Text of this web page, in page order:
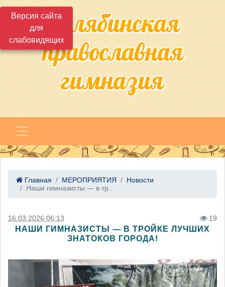
Версия сайта
для
слабовидящихЧелябинская
православная
гимназия
Главная МЕРОПРИЯТИЯ
Новости
Наши гимназисты — в тр...
16.03.2026 06:13 19
НАШИ ГИМНАЗИСТЫ — В ТРОЙКЕ ЛУЧШИХ
ЗНАТОКОВ ГОРОДА!